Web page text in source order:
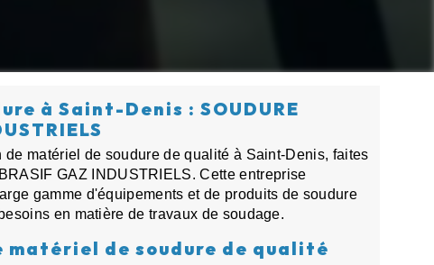
à Saint-Denis : SOUDURE
de matériel de soudure de qualité à Saint-Denis, faites
GAZ INDUSTRIELS. Cette entreprise
gamme d'équipements et de produits de soudure
en matière de travaux de soudage.
matériel de soudure de qualité